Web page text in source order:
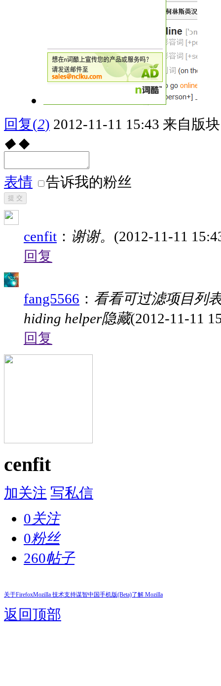
回复(2) 2012-11-11 15:43 来自版
◆ ◆
表情 告诉我的粉丝
提 交
cenfit ： 谢谢。 (2012-11-11
回复
fang5566 ： 看看可过滤项目列
hiding helper隐藏(2012-11-11
回复
cenfit
加关注 写私信
0关注
0粉丝
260帖子
关于FirefoxMozilla 技术支持谋智中国手机版(Beta)了解 Mozilla
返回顶部